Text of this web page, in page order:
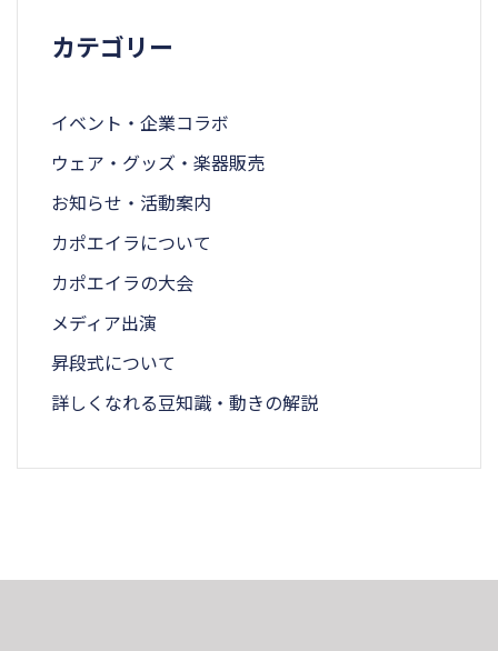
カテゴリー
イベント・企業コラボ
ウェア・グッズ・楽器販売
お知らせ・活動案内
カポエイラについて
カポエイラの大会
メディア出演
昇段式について
詳しくなれる豆知識・動きの解説